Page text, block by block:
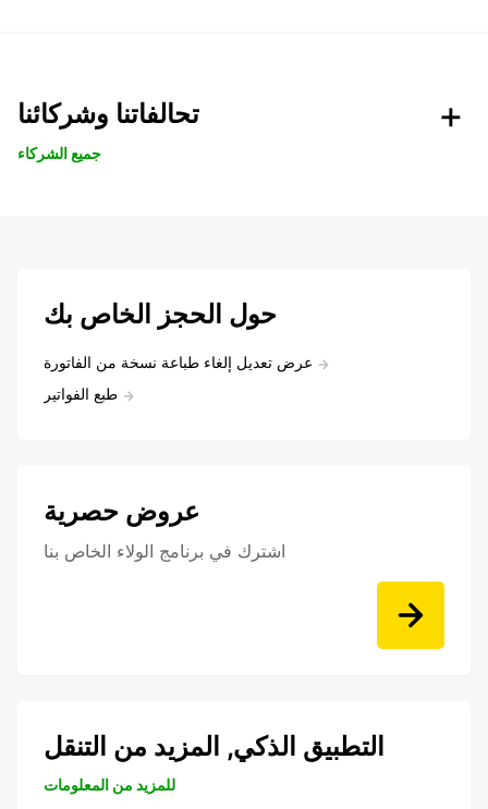
تحالفاتنا وشركائنا
جميع الشركاء
حول الحجز الخاص بك
عرض تعديل إلغاء طباعة نسخة من الفاتورة
طبع الفواتير
عروض حصرية
اشترك في برنامج الولاء الخاص بنا
التطبيق الذكي, المزيد من التنقل
للمزيد من المعلومات